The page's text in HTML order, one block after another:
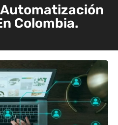
Colombia.